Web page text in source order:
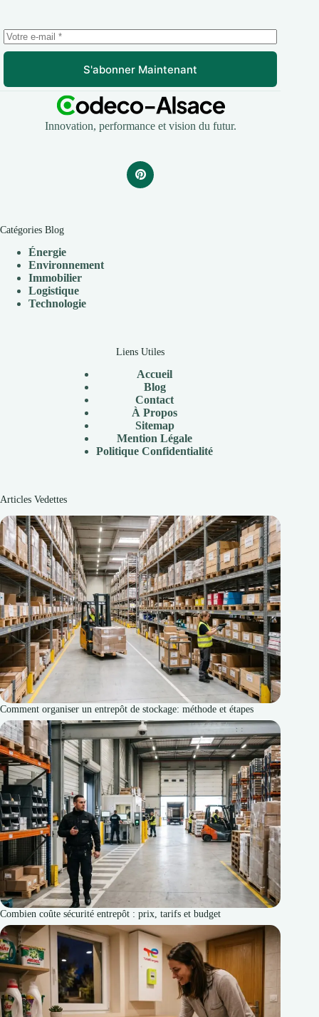
S'abonner Maintenant
Innovation, performance et vision du futur.
Catégories Blog
Énergie
Environnement
Immobilier
Logistique
Technologie
Liens Utiles
Accueil
Blog
Contact
À Propos
Sitemap
Mention Légale
Politique Confidentialité
Articles Vedettes
Comment organiser un entrepôt de stockage: méthode et étapes
Combien coûte sécurité entrepôt : prix, tarifs et budget